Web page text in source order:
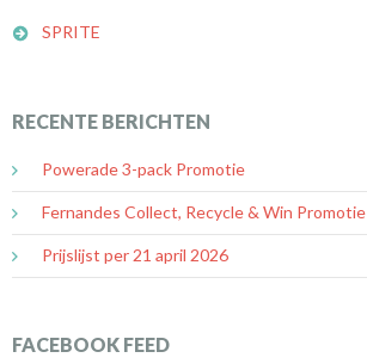
SPRITE
RECENTE BERICHTEN
Powerade 3-pack Promotie
Fernandes Collect, Recycle & Win Promotie
Prijslijst per 21 april 2026
FACEBOOK FEED